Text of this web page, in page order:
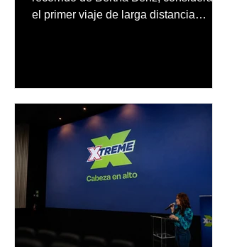
el primer viaje de larga distancia